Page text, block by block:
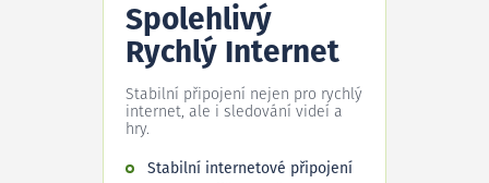
Spolehlivý
Rychlý Internet
Stabilní připojení nejen pro rychlý
internet, ale i sledování videí a
hry.
Stabilní internetové připojení